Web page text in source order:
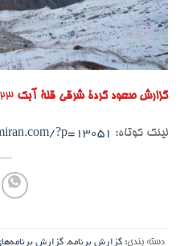
گزارش صعود گردۀ شرقی قلۀ آبک
لینک کوتاه: ?p=13051
دسته بندی: گزارش برنامه, گزارش برنامه‌های